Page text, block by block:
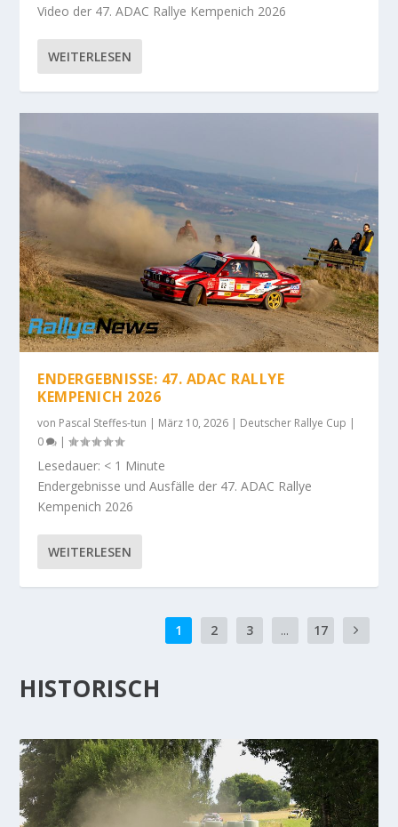
Video der 47. ADAC Rallye Kempenich 2026
WEITERLESEN
ENDERGEBNISSE: 47. ADAC RALLYE
KEMPENICH 2026
von Pascal Steffes-tun | März 10, 2026 | Deutscher Rallye Cup |
0
|
Lesedauer: < 1 Minute
Endergebnisse und Ausfälle der 47. ADAC Rallye
Kempenich 2026
WEITERLESEN
1 2 3 ... 17
HISTORISCH